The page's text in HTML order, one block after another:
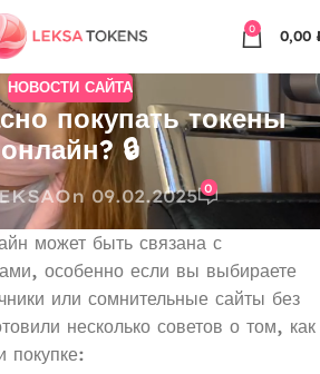
0 0,00
НОВОСТИ САЙТА
покупать токены
онлайн? 🔒
On 09.02.2025 0
может быть связана с
особенно если вы выбираете
или сомнительные сайты без
несколько советов о том, как
покупке: